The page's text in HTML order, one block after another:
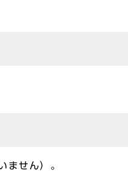
ません）。